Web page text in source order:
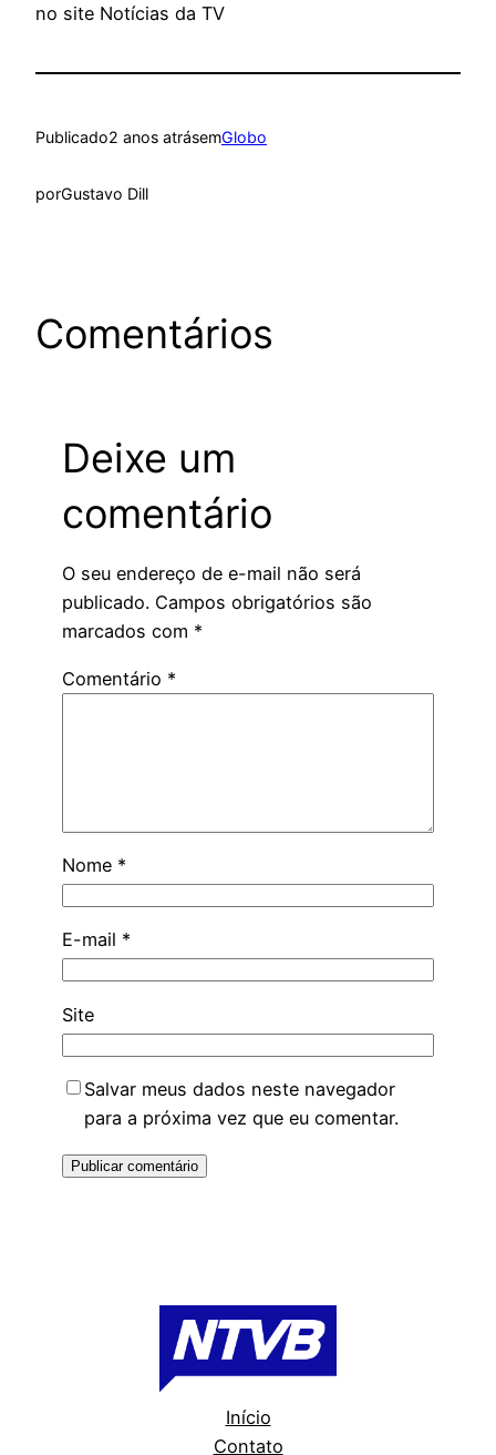
no site Notícias da TV
Publicado2 anos atrásemGlobo
porGustavo Dill
Comentários
Deixe um
comentário
O seu endereço de e-mail não será
publicado. Campos obrigatórios são
marcados com *
Comentário *
Nome *
E-mail *
Site
Salvar meus dados neste navegador
para a próxima vez que eu comentar.
Início
Contato